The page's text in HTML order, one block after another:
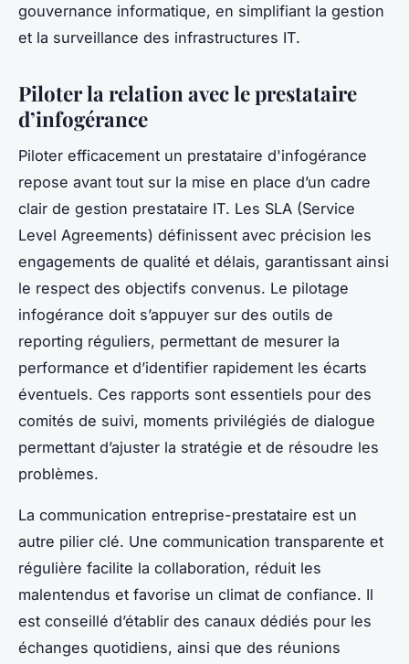
gouvernance informatique, en simplifiant la gestion
et la surveillance des infrastructures IT.
Piloter la relation avec le prestataire
d’infogérance
Piloter efficacement un prestataire d'infogérance
repose avant tout sur la mise en place d’un cadre
clair de gestion prestataire IT. Les SLA (Service
Level Agreements) définissent avec précision les
engagements de qualité et délais, garantissant ainsi
le respect des objectifs convenus. Le pilotage
infogérance doit s’appuyer sur des outils de
reporting réguliers, permettant de mesurer la
performance et d’identifier rapidement les écarts
éventuels. Ces rapports sont essentiels pour des
comités de suivi, moments privilégiés de dialogue
permettant d’ajuster la stratégie et de résoudre les
problèmes.
La communication entreprise-prestataire est un
autre pilier clé. Une communication transparente et
régulière facilite la collaboration, réduit les
malentendus et favorise un climat de confiance. Il
est conseillé d’établir des canaux dédiés pour les
échanges quotidiens, ainsi que des réunions